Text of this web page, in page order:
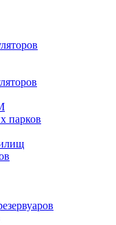
парков